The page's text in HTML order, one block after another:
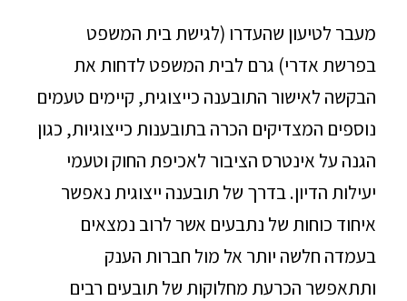
מעבר לטיעון שהעדרו (לגישת בית המשפט
בפרשת אדרי) גרם לבית המשפט לדחות את
הבקשה לאישור התובענה כייצוגית, קיימים טעמים
נוספים המצדיקים הכרה בתובענות כייצוגיות, כגון
הגנה על אינטרס הציבור לאכיפת החוק וטעמי
יעילות הדיון. בדרך של תובענה ייצוגית נאפשר
איחוד כוחות של נתבעים אשר לרוב נמצאים
בעמדה חלשה יותר אל מול חברות הענק
ותתאפשר הכרעת מחלוקות של תובעים רבים